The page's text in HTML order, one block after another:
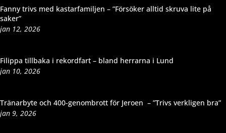
Fanny trivs med kastarfamiljen – ”Försöker alltid skruva lite på
saker”
jan 12, 2026
Filippa tillbaka i rekordfart – bland herrarna i Lund
jan 10, 2026
Tränarbyte och 400-genombrott för Jeroen – ”Trivs verkligen bra”
jan 9, 2026